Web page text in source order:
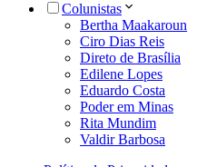
Colunistas
Bertha Maakaroun
Ciro Dias Reis
Direto de Brasília
Edilene Lopes
Eduardo Costa
Poder em Minas
Rita Mundim
Valdir Barbosa